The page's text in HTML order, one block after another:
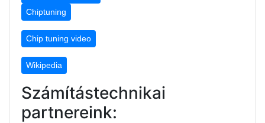
Chiptuning
Chip tuning video
Wikipedia
Számítástechnikai
partnereink: